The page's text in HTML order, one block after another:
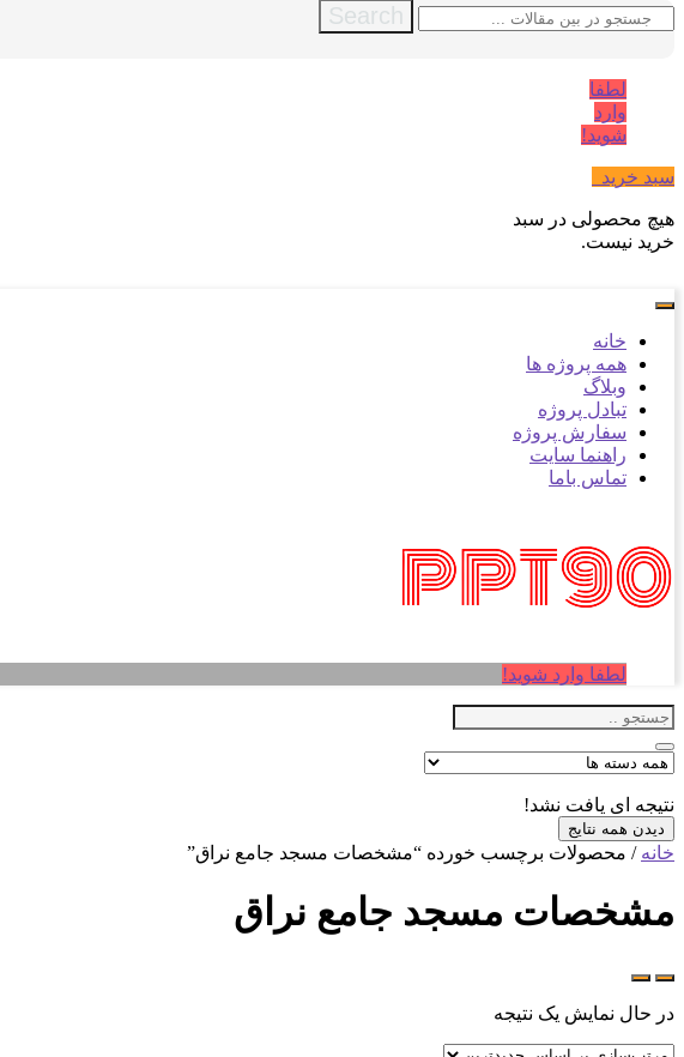
Search
لطفا
وارد
شوید!
سبد خرید
هیچ محصولی در سبد
خرید نیست.
خانه
همه پروژه ها
وبلاگ
تبادل پروژه
سفارش پروژه
راهنما سایت
تماس باما
لطفا وارد شوید!
نتیجه ای یافت نشد!
دیدن همه نتایج
خانه / محصولات برچسب خورده “مشخصات مسجد جامع نراق”
مشخصات مسجد جامع نراق
در حال نمایش یک نتیجه